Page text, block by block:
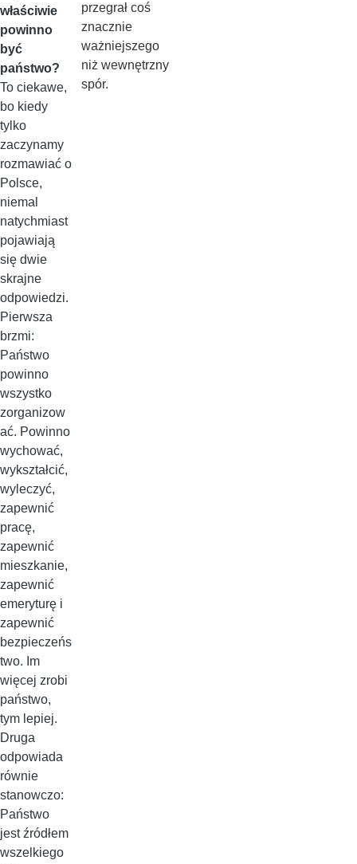
właściwie
powinno
być
państwo?
To ciekawe,
bo kiedy
tylko
zaczynamy
rozmawiać o
Polsce,
niemal
natychmiast
pojawiają
się dwie
skrajne
odpowiedzi.
Pierwsza
brzmi:
Państwo
powinno
wszystko
zorganizow
ać. Powinno
wychować,
wykształcić,
wyleczyć,
zapewnić
pracę,
zapewnić
mieszkanie,
zapewnić
emeryturę i
zapewnić
bezpieczeńs
two. Im
więcej zrobi
państwo,
tym lepiej.
Druga
odpowiada
równie
stanowczo:
Państwo
jest źródłem
wszelkiego
przegrał coś
znacznie
ważniejszego
niż wewnętrzny
spór.